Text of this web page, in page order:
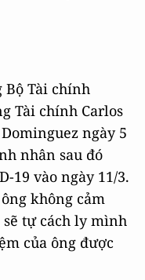
Bộ Tài chính
Tài chính Carlos
ngày 5
nhân sau đó
19 vào ngày 11/3.
không cảm
tự cách ly mình
của ông được